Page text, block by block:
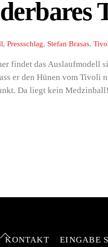
, Pressschlag, Stefan Brasas,
findet das Auslaufmodell
er den Hünen vom Tivoli
Da liegt kein
Back
KONTAKT EINGABE